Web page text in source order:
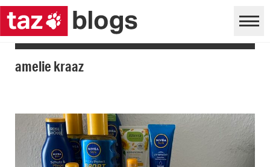
amelie kraaz